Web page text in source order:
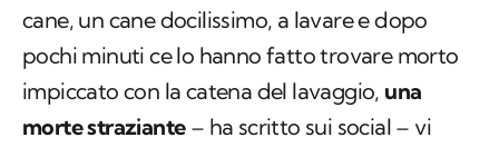
cane, un cane docilissimo, a lavare e dopo
pochi minuti ce lo hanno fatto trovare morto
impiccato con la catena del lavaggio, una
morte straziante– ha scritto sui social – vi